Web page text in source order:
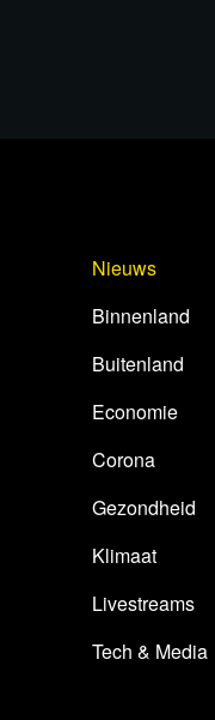
Nieuws
Binnenland
Buitenland
Economie
Corona
Gezondheid
Klimaat
Livestreams
Tech & Media